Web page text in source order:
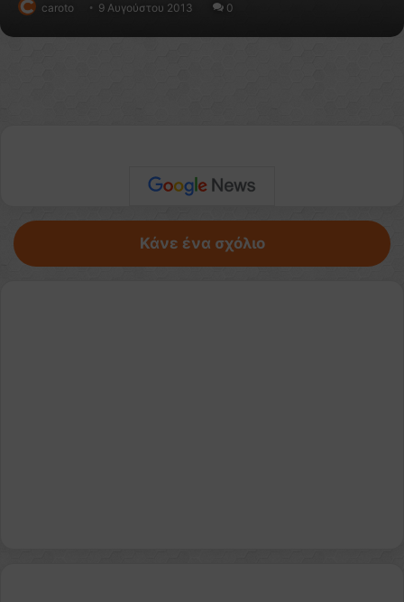
caroto 9 Αυγούστου 2013 0
Κάνε ένα σχόλιο